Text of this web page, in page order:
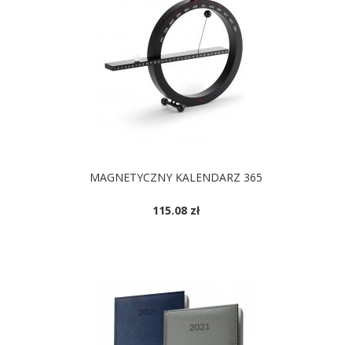
MAGNETYCZNY KALENDARZ 365
115.08 zł